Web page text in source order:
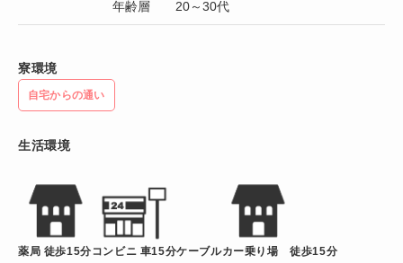
年齢層 20～30代
寮環境
自宅からの通い
生活環境
薬局 徒歩15分 コンビニ 車15分ケーブルカー乗り場 徒歩15分